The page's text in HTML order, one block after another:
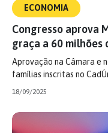
ECONOMIA
Congresso aprova
graça a 60 milhões
Aprovação na Câmara e
famílias inscritas no
18/09/2025